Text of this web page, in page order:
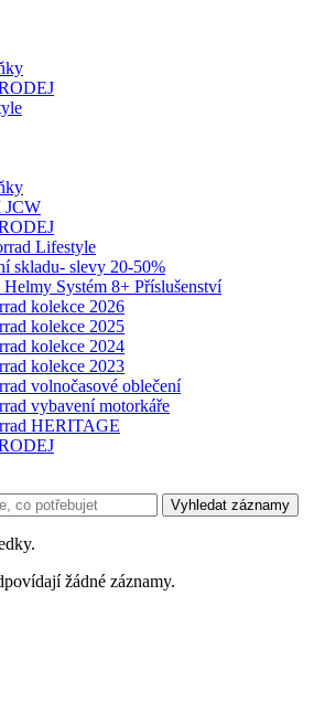
Lifestyle
skladu- slevy 20-50%
Systém 8+ Příslušenství
kolekce 2026
kolekce 2025
kolekce 2024
kolekce 2023
volnočasové oblečení
vybavení motorkáře
HERITAGE
Vyhledat záznamy
žádné záznamy.